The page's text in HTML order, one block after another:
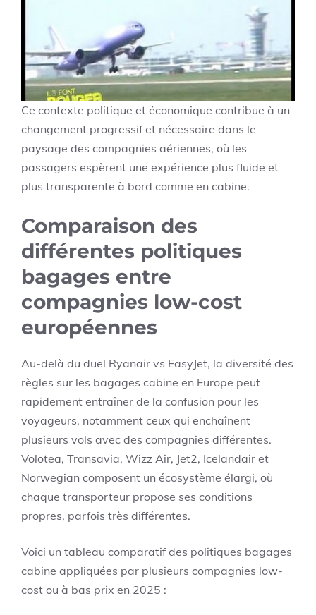
Ce contexte politique et économique contribue à un
changement progressif et nécessaire dans le
paysage des compagnies aériennes, où les
passagers espèrent une expérience plus fluide et
plus transparente à bord comme en cabine.
Comparaison des
différentes politiques
bagages entre
compagnies low-cost
européennes
Au-delà du duel Ryanair vs EasyJet, la diversité des
règles sur les bagages cabine en Europe peut
rapidement entraîner de la confusion pour les
voyageurs, notamment ceux qui enchaînent
plusieurs vols avec des compagnies différentes.
Volotea, Transavia, Wizz Air, Jet2, Icelandair et
Norwegian composent un écosystème élargi, où
chaque transporteur propose ses conditions
propres, parfois très différentes.
Voici un tableau comparatif des politiques bagages
cabine appliquées par plusieurs compagnies low-
cost ou à bas prix en 2025 :